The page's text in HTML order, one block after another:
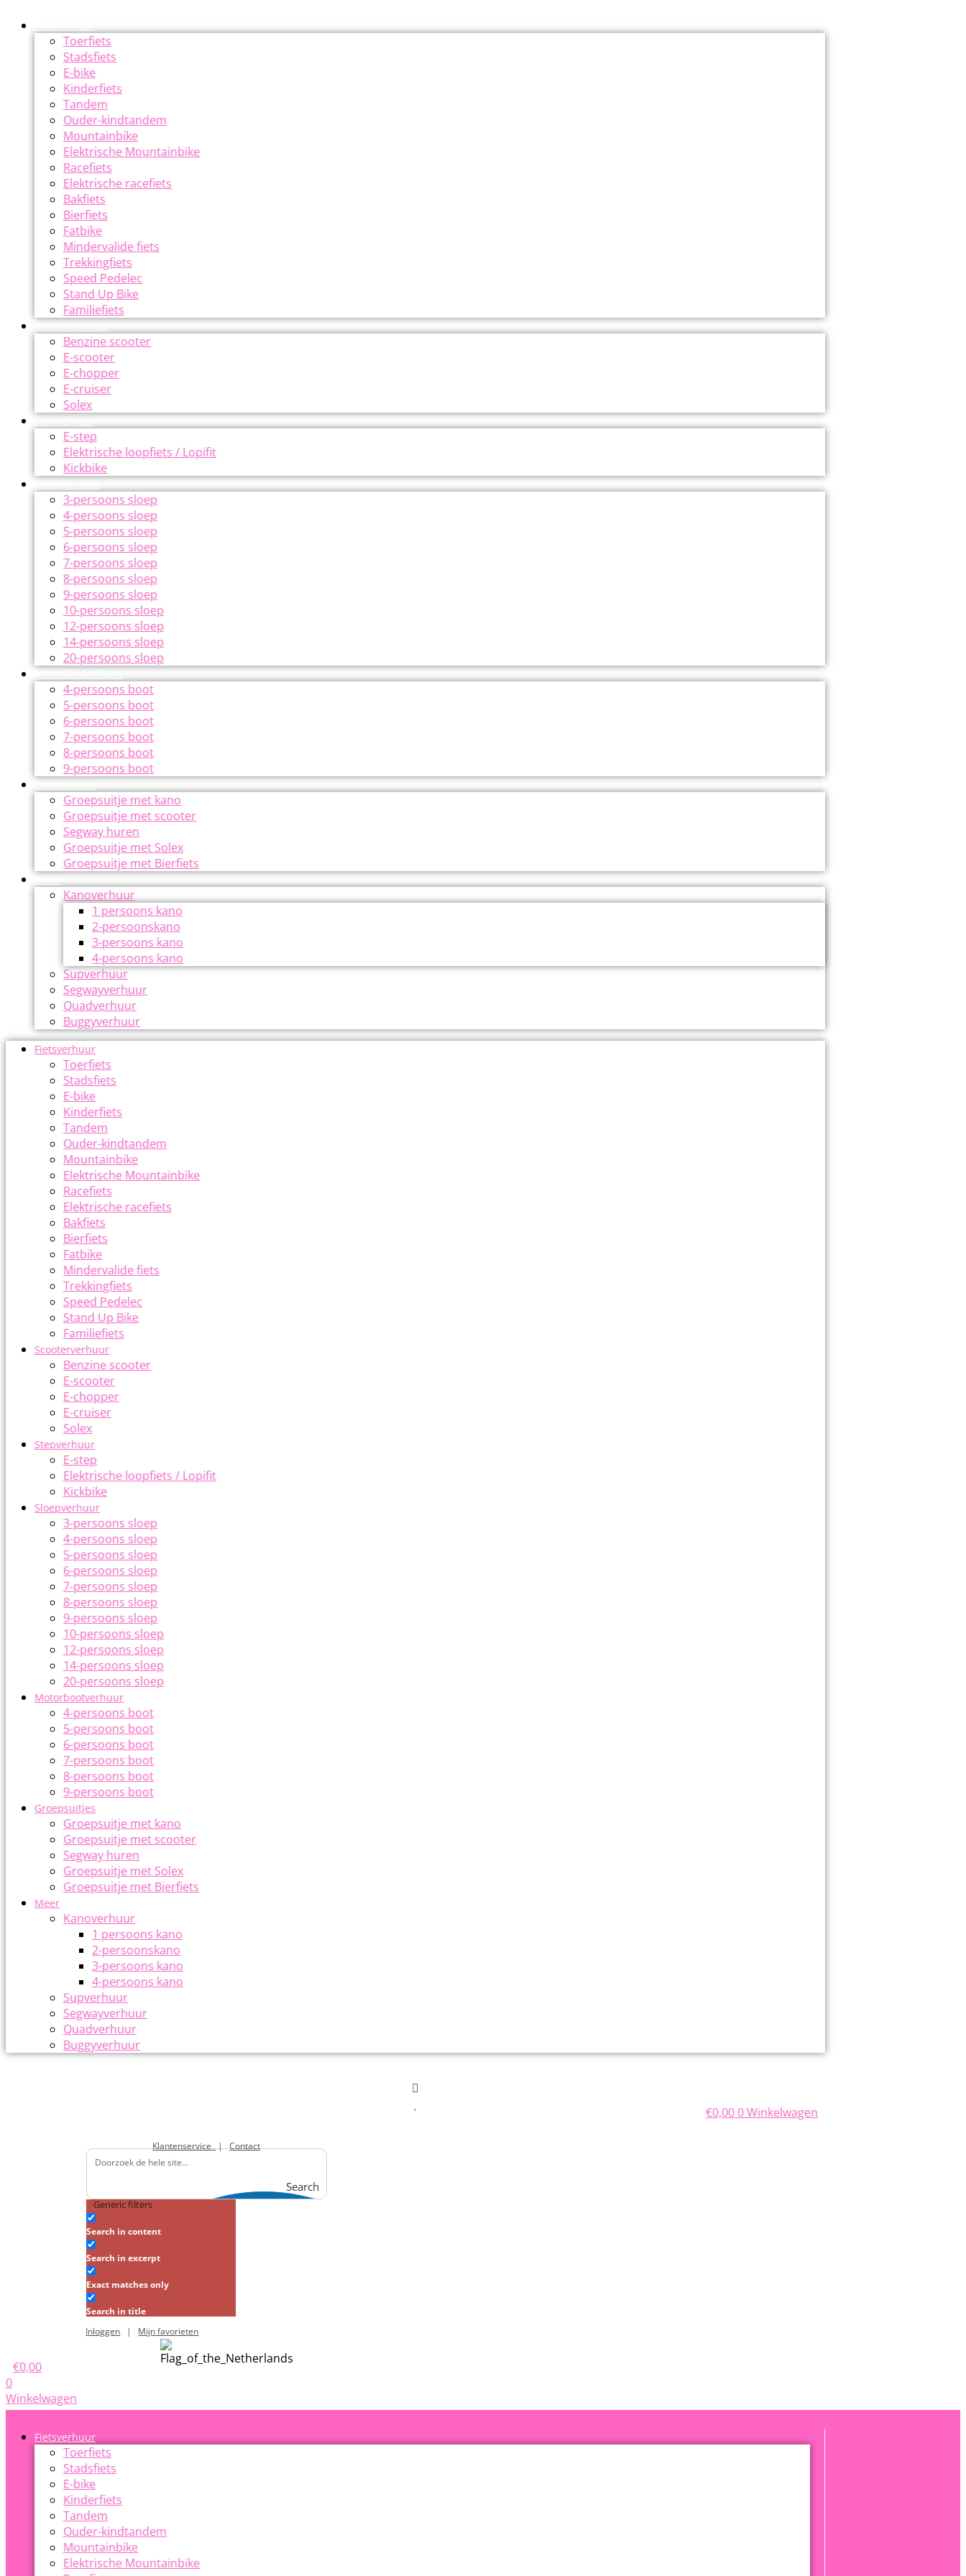
Toerfiets
Stadsfiets
E-bike
Kinderfiets
Tandem
Ouder-kindtandem
Mountainbike
Elektrische Mountainbike
Racefiets
Elektrische racefiets
Bakfiets
Bierfiets
Fatbike
Mindervalide fiets
Trekkingfiets
Speed Pedelec
Stand Up Bike
Familiefiets
Scooterverhuur
Benzine scooter
E-scooter
E-chopper
E-cruiser
Solex
Stepverhuur
E-step
Elektrische loopfiets / Lopifit
Kickbike
Sloepverhuur
3-persoons sloep
4-persoons sloep
5-persoons sloep
6-persoons sloep
7-persoons sloep
8-persoons sloep
9-persoons sloep
10-persoons sloep
12-persoons sloep
14-persoons sloep
20-persoons sloep
Motorbootverhuur
4-persoons boot
5-persoons boot
6-persoons boot
7-persoons boot
8-persoons boot
9-persoons boot
Groepsuitjes
Groepsuitje met kano
Groepsuitje met scooter
Segway huren
Groepsuitje met Solex
Groepsuitje met Bierfiets
Meer
Kanoverhuur
1 persoons kano
2-persoonskano
3-persoons kano
4-persoons kano
Supverhuur
Segwayverhuur
Quadverhuur
Buggyverhuur
Fietsverhuur
Toerfiets
Stadsfiets
E-bike
Kinderfiets
Tandem
Ouder-kindtandem
Mountainbike
Elektrische Mountainbike
Racefiets
Elektrische racefiets
Bakfiets
Bierfiets
Fatbike
Mindervalide fiets
Trekkingfiets
Speed Pedelec
Stand Up Bike
Familiefiets
Scooterverhuur
Benzine scooter
E-scooter
E-chopper
E-cruiser
Solex
Stepverhuur
E-step
Elektrische loopfiets / Lopifit
Kickbike
Sloepverhuur
3-persoons sloep
4-persoons sloep
5-persoons sloep
6-persoons sloep
7-persoons sloep
8-persoons sloep
9-persoons sloep
10-persoons sloep
12-persoons sloep
14-persoons sloep
20-persoons sloep
Motorbootverhuur
4-persoons boot
5-persoons boot
6-persoons boot
7-persoons boot
8-persoons boot
9-persoons boot
Groepsuitjes
Groepsuitje met kano
Groepsuitje met scooter
Segway huren
Groepsuitje met Solex
Groepsuitje met Bierfiets
Meer
Kanoverhuur
1 persoons kano
2-persoonskano
3-persoons kano
4-persoons kano
Supverhuur
Segwayverhuur
Quadverhuur
Buggyverhuur
€0,000Winkelwagen
Klantenservice|Contact
Search
Generic filters
Search in content
Search in excerpt
Exact matches only
Search in title
Inloggen
| Mijn favorieten
€0,00
0
Winkelwagen
Fietsverhuur
Toerfiets
Stadsfiets
E-bike
Kinderfiets
Tandem
Ouder-kindtandem
Mountainbike
Elektrische Mountainbike